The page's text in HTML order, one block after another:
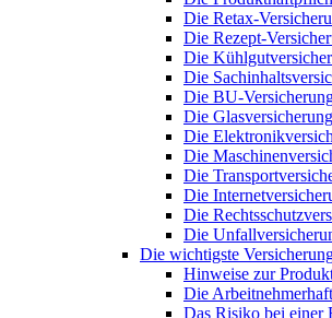
Die Retax-
Die Rezept-
Die
Die
Die BU-
Die Glasversicherung
Die
Die
Die
Die
Die
Die
Die wichtigste
Hinweise zur
Die
Das Risiko bei einer